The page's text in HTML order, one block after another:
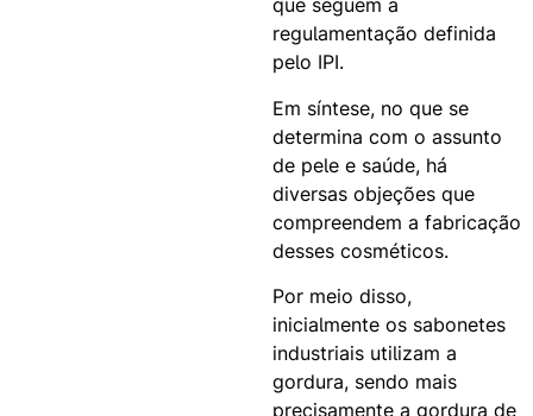
que seguem a
regulamentação definida
pelo IPI.
Em síntese, no que se
determina com o assunto
de pele e saúde, há
diversas objeções que
compreendem a fabricação
desses cosméticos.
Por meio disso,
inicialmente os sabonetes
industriais utilizam a
gordura, sendo mais
precisamente a gordura de